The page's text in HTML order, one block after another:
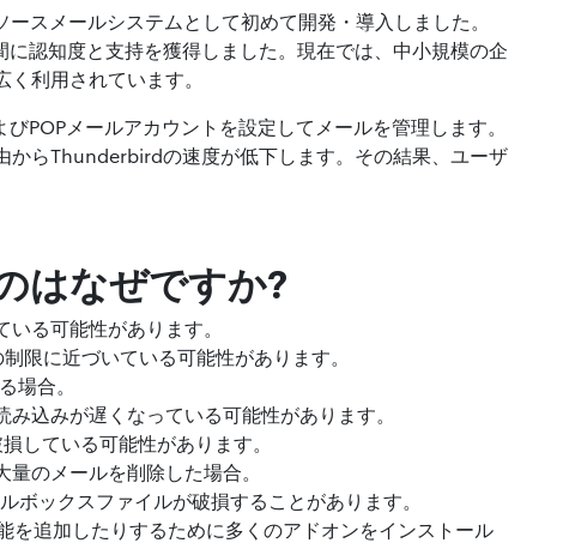
メールシステムとして初めて開発・導入しました。
認知度と支持を獲得しました。現在では、中小規模の企
利用されています。
メールアカウントを設定してメールを管理します。
からThunderbirdの速度が低下します。その結果、ユーザ
はなぜですか?
る可能性があります。
限に近づいている可能性があります。
場合。
込みが遅くなっている可能性があります。
している可能性があります。
のメールを削除した場合。
ックスファイルが破損することがあります。
追加したりするために多くのアドオンをインストール